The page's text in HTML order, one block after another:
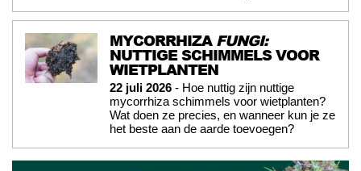
MYCORRHIZAFUNGI:
NUTTIGE SCHIMMELS VOOR
WIETPLANTEN
22 juli 2026 - Hoe nuttig zijn nuttige
mycorrhiza schimmels voor wietplanten?
Wat doen ze precies, en wanneer kun je ze
het beste aan de aarde toevoegen?